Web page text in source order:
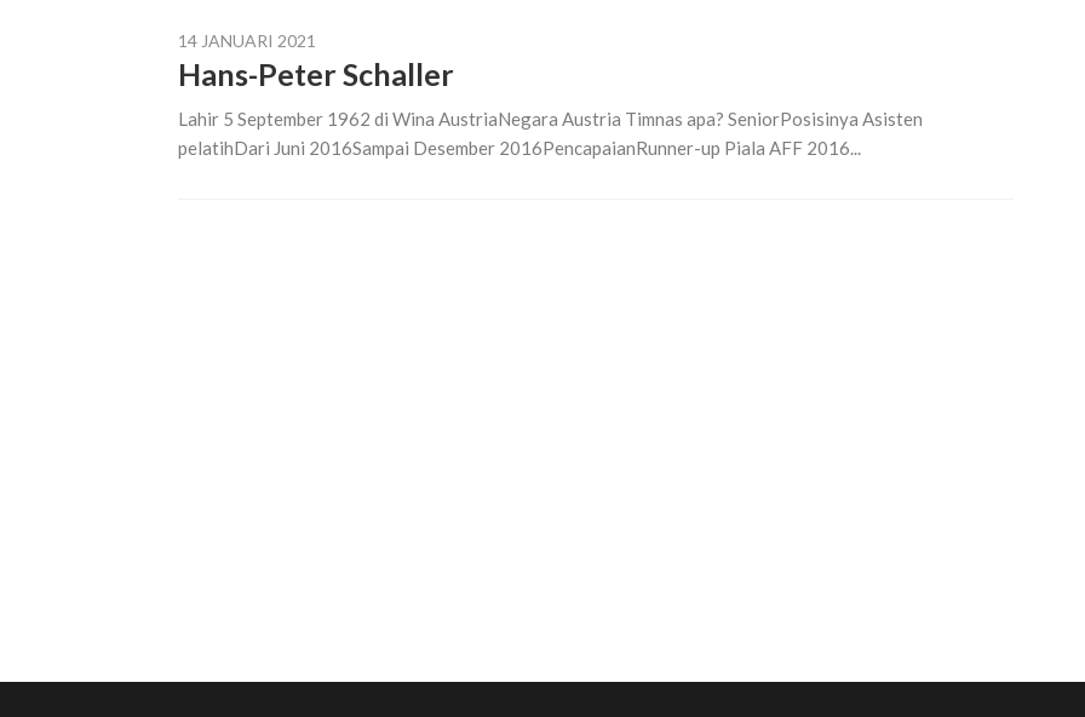
14 JANUARI 2021
Hans-Peter Schaller
Lahir 5 September 1962 di Wina AustriaNegara Austria Timnas apa? SeniorPosisinya Asisten
pelatihDari Juni 2016Sampai Desember 2016PencapaianRunner-up Piala AFF 2016...